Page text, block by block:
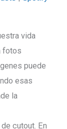
vida
fotos
puede
esas
la
cutout. En